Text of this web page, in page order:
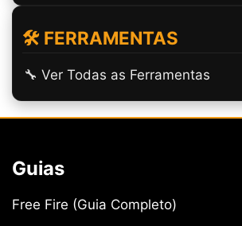
🛠️ FERRAMENTAS
🔧 Ver Todas as Ferramentas
Guias
Free Fire (Guia Completo)